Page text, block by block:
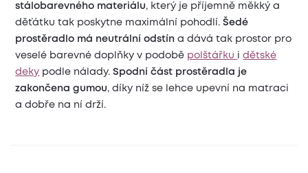
stálobarevného materiálu, který je příjemně měkký a
děťátku tak poskytne maximální pohodlí.Šedé
prostěradlo má neutrální odstína dává tak prostor pro
veselé barevné doplňky v podobě polštářku idětské
deky podle nálady. Spodní část prostěradla je
zakončena gumou, díky níž se lehce upevní na matraci
a dobře na ní drží.